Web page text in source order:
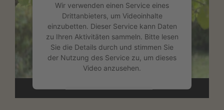
Wir verwenden einen Service eines
Drittanbieters, um Videoinhalte
einzubetten. Dieser Service kann Daten
zu Ihren Aktivitäten sammeln. Bitte lesen
Sie die Details durch und stimmen Sie
der Nutzung des Service zu, um dieses
Video anzusehen.
Mehr Informationen